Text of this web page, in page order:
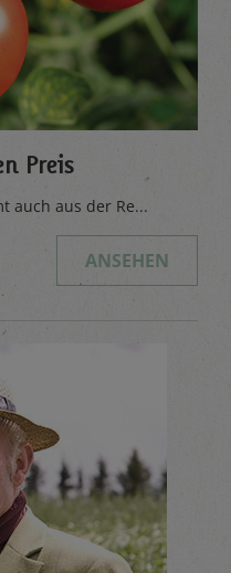
Preis
auch aus der Re...
ANSEHEN